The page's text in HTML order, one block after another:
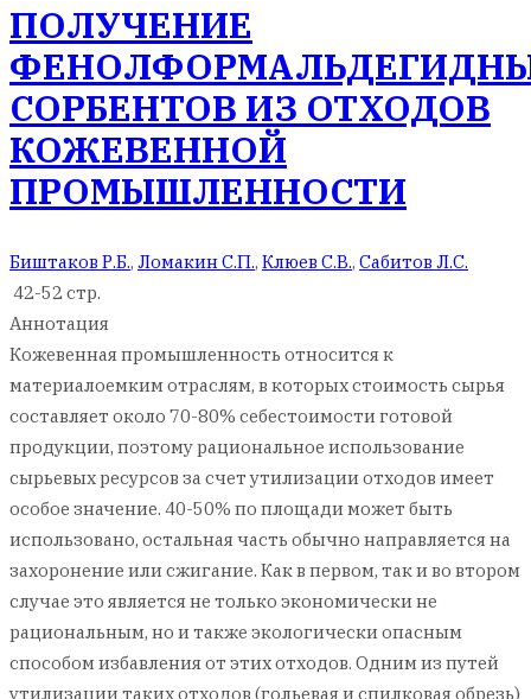
ПОЛУЧЕНИЕ
СОРБЕНТОВ ИЗ ОТХОДОВ
КОЖЕВЕННОЙ
ПРОМЫШЛЕННОСТИ
Биштаков Р.Б., Ломакин С.П., Клюев С.В., Сабитов Л.С.
42-52 стр.
Аннотация
Кожевенная промышленность относится к
материалоемким отраслям, в которых стоимость сырья
составляет около 70-80% себестоимости готовой
продукции, поэтому рациональное использование
сырьевых ресурсов за счет утилизации отходов имеет
особое значение. 40-50% по площади может быть
использовано, остальная часть обычно направляется на
захоронение или сжигание. Как в первом, так и во втором
случае это является не только экономически не
рациональным, но и также экологически опасным
способом избавления от этих отходов. Одним из путей
утилизации таких отходов (гольевая и спилковая обрезь)